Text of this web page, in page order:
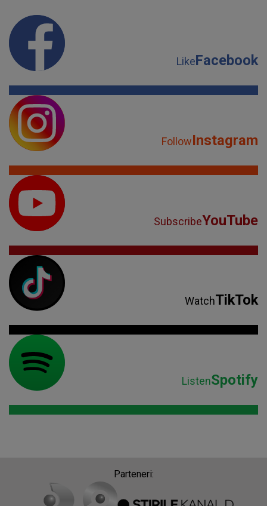
LikeFacebook
FollowInstagram
SubscribeYouTube
WatchTikTok
ListenSpotify
Parteneri: